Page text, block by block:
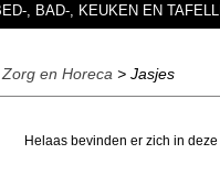
, BAD-, KEUKEN EN
en Horeca > Jasjes
Helaas bevinden er zich in